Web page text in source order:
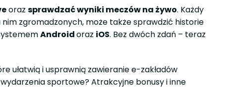
oraz sprawdzać wyniki meczów na żywo. Każdy
zgromadzonych, może także sprawdzić historie
Androidoraz iOS. Bez dwóch zdań – teraz
ułatwią i usprawnią zawieranie e-zakładów
sportowe? Atrakcyjne bonusy i inne